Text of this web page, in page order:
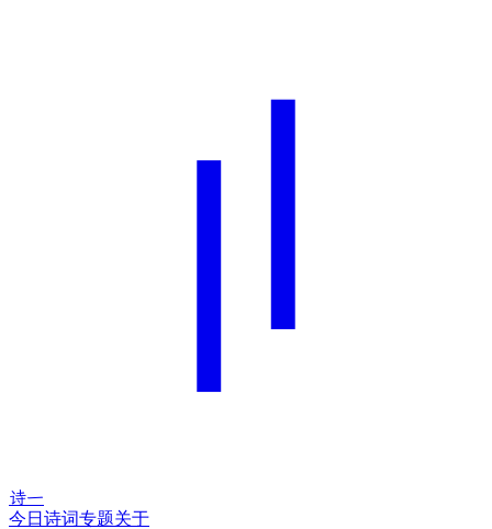
诗一
今日 诗词专题关于